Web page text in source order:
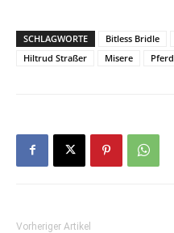
SCHLAGWORTE Bitless Bridle
Hiltrud Straßer
Misere Pferd
Vorheriger Artikel